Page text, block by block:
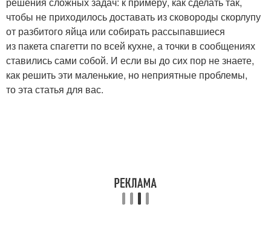
чтобы не приходилось доставать из сковороды скорлупу
от разбитого яйца или собирать рассыпавшиеся
из пакета спагетти по всей кухне, а точки в сообщениях
ставились сами собой. И если вы до сих пор не знаете,
как решить эти маленькие, но неприятные проблемы,
то эта статья для вас.